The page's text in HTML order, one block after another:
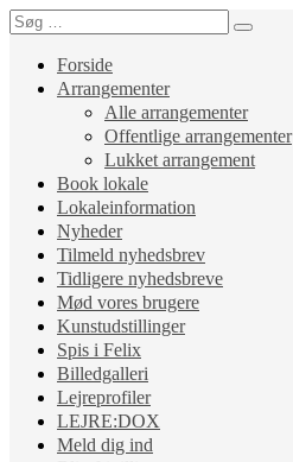
Forside
Arrangementer
Alle arrangementer
Offentlige arrangementer
Lukket arrangement
Book lokale
Lokaleinformation
Nyheder
Tilmeld nyhedsbrev
Tidligere nyhedsbreve
Mød vores brugere
Kunstudstillinger
Spis i Felix
Billedgalleri
Lejreprofiler
LEJRE:DOX
Meld dig ind